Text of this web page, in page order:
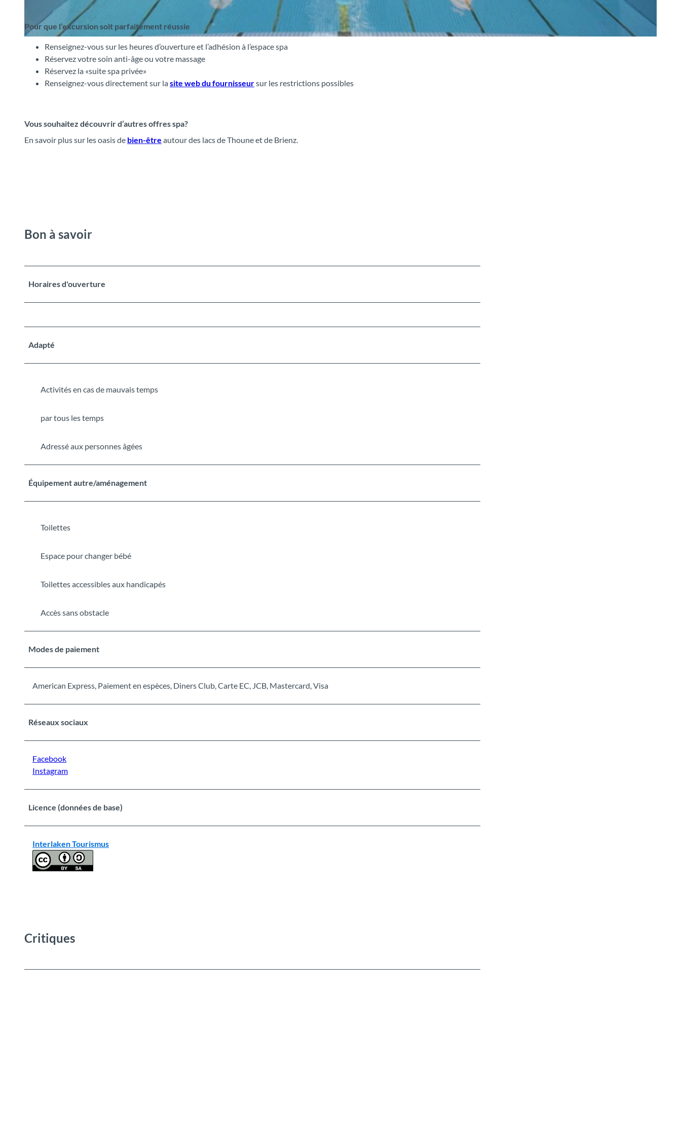
Pour que l’excursion soit parfaitement réussie
Renseignez-vous sur les heures d’ouverture et l’adhésion à l’espace spa
Réservez votre soin anti-âge ou votre massage
Réservez la «suite spa privée»
Renseignez-vous directement sur lasite web du fournisseursur les restrictions possibles
Vous souhaitez découvrir d’autres offres spa?
En savoir plus sur les oasis de bien-être autour des lacs de Thoune et de Brienz.
Bon à savoir
Horaires d'ouverture
Adapté
Activités en cas de mauvais temps
par tous les temps
Adressé aux personnes âgées
Équipement autre/aménagement
Toilettes
Espace pour changer bébé
Toilettes accessibles aux handicapés
Accès sans obstacle
Modes de paiement
American Express, Paiement en espèces, Diners Club, Carte EC, JCB, Mastercard, Visa
Réseaux sociaux
Facebook
Instagram
Licence (données de base)
Interlaken Tourismus
Critiques